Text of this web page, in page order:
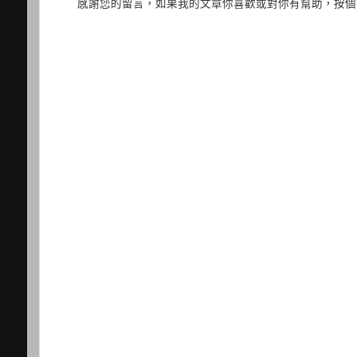
感謝您的留言，如果我的文章你喜歡或對你有幫助，按